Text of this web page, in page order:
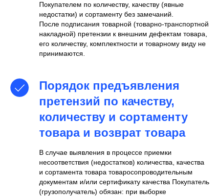
Покупателем по количеству, качеству (явные
недостатки) и сортаменту без замечаний.
После подписания товарной (товарно-транспортной
накладной) претензии к внешним дефектам товара,
его количеству, комплектности и товарному виду не
принимаются.
Порядок предъявления
претензий по качеству,
количеству и сортаменту
товара и возврат товара
В случае выявления в процессе приемки
несоответствия (недостатков) количества, качества
и сортамента товара товаросопроводительным
документам и/или сертификату качества Покупатель
(грузополучатель) обязан: при выборке